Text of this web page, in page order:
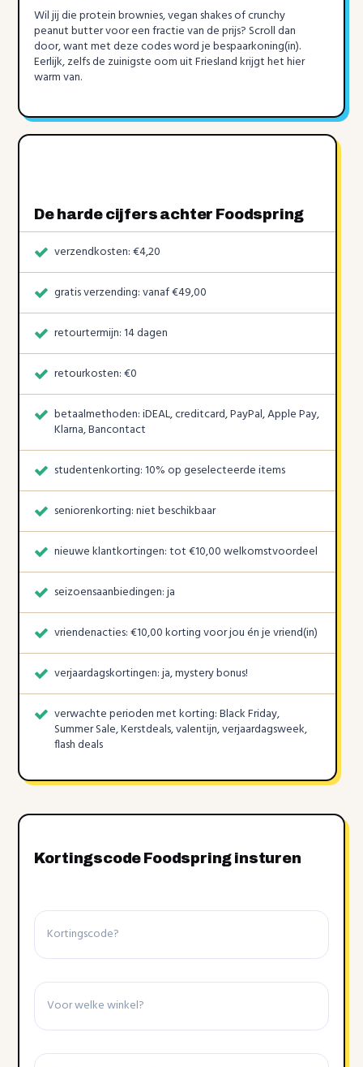
Wil jij die protein brownies, vegan shakes of crunchy
peanut butter voor een fractie van de prijs? Scroll dan
door, want met deze codes word je bespaarkoning(in).
Eerlijk, zelfs de zuinigste oom uit Friesland krijgt het hier
warm van.
De harde cijfers achter Foodspring
verzendkosten: €4,20
gratis verzending: vanaf €49,00
retourtermijn: 14 dagen
retourkosten: €0
betaalmethoden: iDEAL, creditcard, PayPal, Apple Pay,
Klarna, Bancontact
studentenkorting: 10% op geselecteerde items
seniorenkorting: niet beschikbaar
nieuwe klantkortingen: tot €10,00 welkomstvoordeel
seizoensaanbiedingen: ja
vriendenacties: €10,00 korting voor jou én je vriend(in)
verjaardagskortingen: ja, mystery bonus!
verwachte perioden met korting: Black Friday,
Summer Sale, Kerstdeals, valentijn, verjaardagsweek,
flash deals
Kortingscode Foodspring insturen
Kortingscode
Winkel
Details